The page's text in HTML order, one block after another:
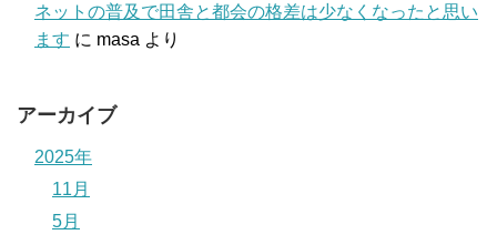
ネットの普及で田舎と都会の格差は少なくなったと思い
ます に masa より
アーカイブ
2025年
11月
5月